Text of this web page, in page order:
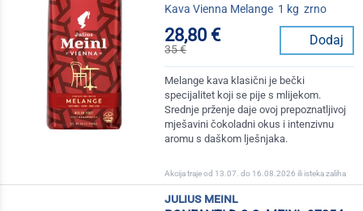
Kava Vienna Melange 1 kg zrno
28,80 €
35 €
Dodaj
Melange kava klasični je bečki
specijalitet koji se pije s mlijekom.
Srednje prženje daje ovoj prepoznatljivoj
mješavini čokoladni okus i intenzivnu
aromu s daškom lješnjaka.
Akcija traje od 13.07. do 16.08.2026 ili isteka zaliha
julius meinl